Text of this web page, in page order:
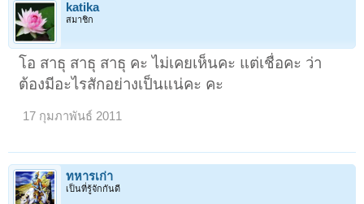
katika
สมาชิก
โอ สาธุ สาธุ สาธุ คะ ไม่เคยเห็นคะ แต่เชื่อคะ ว่า
ต้องมีอะไรสักอย่างเป็นแน่คะ คะ
17 กุมภาพันธ์ 2011
ทหารเก่า
เป็นที่รู้จักกันดี